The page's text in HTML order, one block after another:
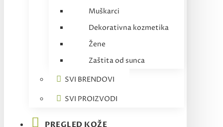
Muškarci
Dekorativna kozmetika
Žene
Zaštita od sunca
SVI BRENDOVI
SVI PROIZVODI
PREGLED KOŽE